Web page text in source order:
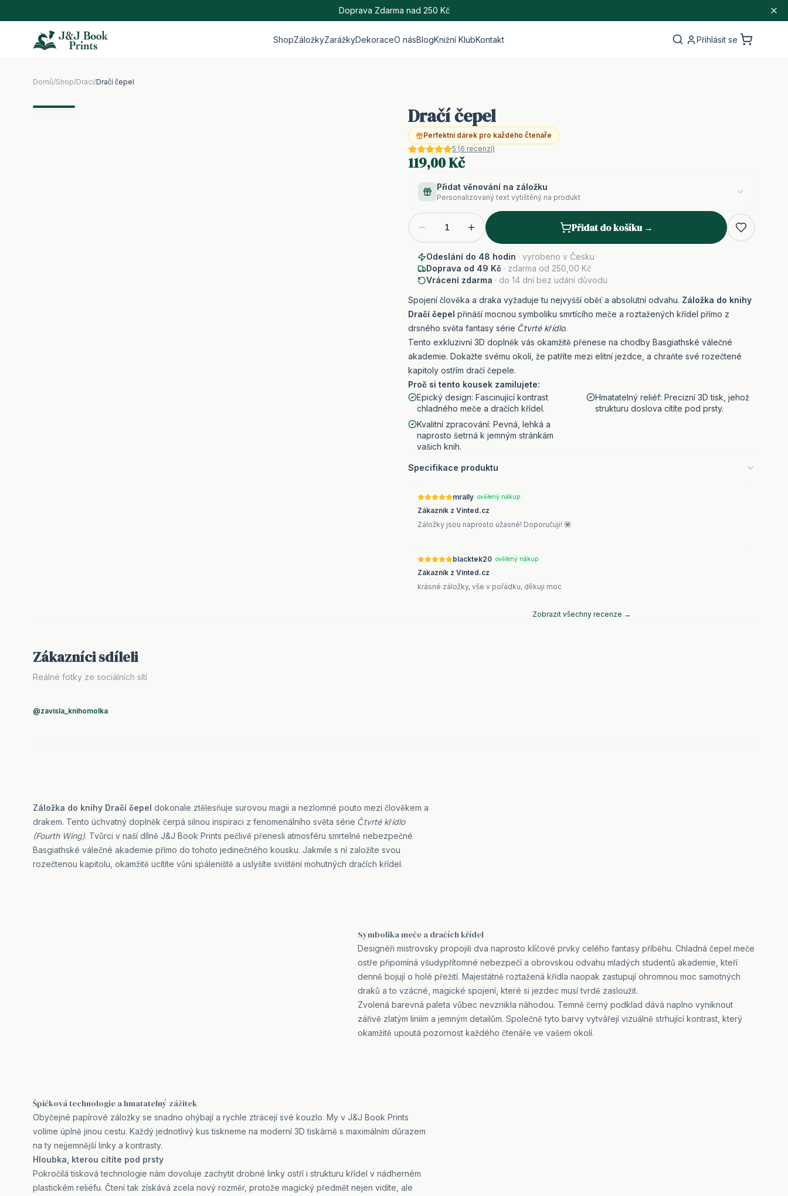
Doprava Zdarma nad 250 Kč
ShopZáložkyZarážkyDekoraceO násBlogKnižní KlubKontakt Přihlásit se
Domů/Shop/Draci/Dračí čepel
Dračí čepel
Perfektní dárek pro každého čtenáře
5 (6 recenzí)
119,00 Kč
Přidat věnování na záložku
Personalizovaný text vytištěný na produkt
1 Přidat do košíku →
Odeslání do 48 hodin · vyrobeno v Česku
Doprava od 49 Kč · zdarma od 250,00 Kč
Vrácení zdarma · do 14 dní bez udání důvodu
Spojení člověka a draka vyžaduje tu nejvyšší oběť a absolutní odvahu. Záložka do knihy
Dračí čepel přináší mocnou symboliku smrtícího meče a roztažených křídel přímo z
drsného světa fantasy série Čtvrté křídlo.
Tento exkluzivní 3D doplněk vás okamžitě přenese na chodby Basgiathské válečné
akademie. Dokažte svému okolí, že patříte mezi elitní jezdce, a chraňte své rozečtené
kapitoly ostřím dračí čepele.
Proč si tento kousek zamilujete:
Epický design: Fascinující kontrast
chladného meče a dračích křídel.
Hmatatelný reliéf: Precizní 3D tisk, jehož
strukturu doslova cítíte pod prsty.
Kvalitní zpracování: Pevná, lehká a
naprosto šetrná k jemným stránkám
vašich knih.
Specifikace produktu
mrally ověřený nákup
Zákazník z Vinted.cz
Záložky jsou naprosto úžasné! Doporučuji! 💟
blacktek20 ověřený nákup
Zákazník z Vinted.cz
krásné záložky, vše v pořádku, děkuji moc
Zobrazit všechny recenze →
Zákazníci sdíleli
Reálné fotky ze sociálních sítí
@zavisla_knihomolka
Záložka do knihy Dračí čepel dokonale ztělesňuje surovou magii a nezlomné pouto mezi člověkem a
drakem. Tento úchvatný doplněk čerpá silnou inspiraci z fenomenálního světa série Čtvrté křídlo
(Fourth Wing). Tvůrci v naší dílně J&J Book Prints pečlivě přenesli atmosféru smrtelně nebezpečné
Basgiathské válečné akademie přímo do tohoto jedinečného kousku. Jakmile s ní založíte svou
rozečtenou kapitolu, okamžitě ucítíte vůni spáleniště a uslyšíte svištění mohutných dračích křídel.
Symbolika meče a dračích křídel
Designéři mistrovsky propojili dva naprosto klíčové prvky celého fantasy příběhu. Chladná čepel meče
ostře připomíná všudypřítomné nebezpečí a obrovskou odvahu mladých studentů akademie, kteří
denně bojují o holé přežití. Majestátně roztažená křídla naopak zastupují ohromnou moc samotných
draků a to vzácné, magické spojení, které si jezdec musí tvrdě zasloužit.
Zvolená barevná paleta vůbec nevznikla náhodou. Temně černý podklad dává naplno vyniknout
zářivě zlatým liniím a jemným detailům. Společně tyto barvy vytvářejí vizuálně strhující kontrast, který
okamžitě upoutá pozornost každého čtenáře ve vašem okolí.
Špičková technologie a hmatatelný zážitek
Obyčejné papírové záložky se snadno ohýbají a rychle ztrácejí své kouzlo. My v J&J Book Prints
volíme úplně jinou cestu. Každý jednotlivý kus tiskneme na moderní 3D tiskárně s maximálním důrazem
na ty nejjemnější linky a kontrasty.
Hloubka, kterou cítíte pod prsty
Pokročilá tisková technologie nám dovoluje zachytit drobné linky ostří i strukturu křídel v nádherném
plastickém reliéfu. Čtení tak získává zcela nový rozměr, protože magický předmět nejen vidíte, ale